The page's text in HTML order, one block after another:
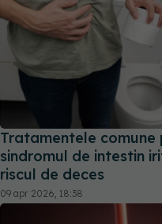
Tratamentele comune
sindromul de intestin
riscul de deces
09 apr 2026, 18:38